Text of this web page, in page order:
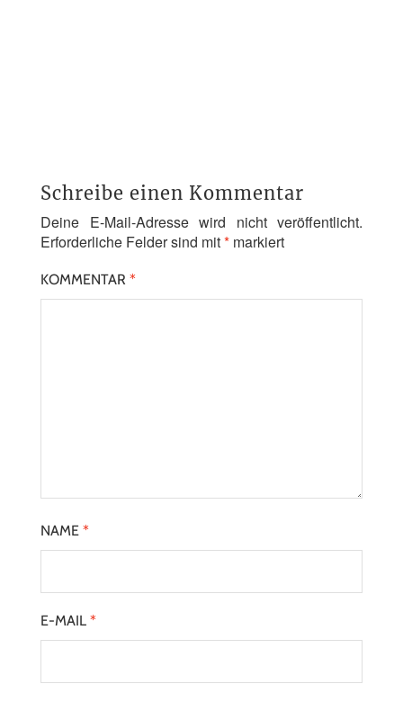
Schreibe einen Kommentar
Deine E-Mail-Adresse wird nicht veröffentlicht.
Erforderliche Felder sind mit* markiert
KOMMENTAR *
NAME *
E-MAIL *